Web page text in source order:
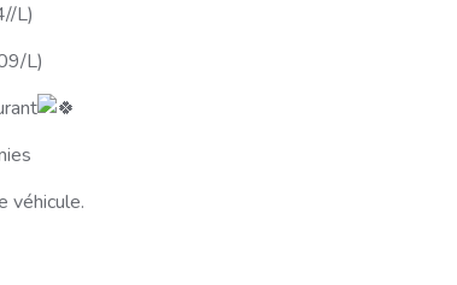
L)
L)
véhicule.